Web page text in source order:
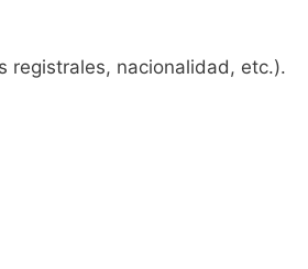
registrales, nacionalidad, etc.).